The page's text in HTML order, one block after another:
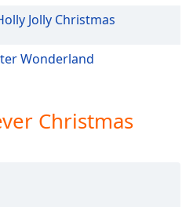
Jolly Christmas
Wonderland
Christmas